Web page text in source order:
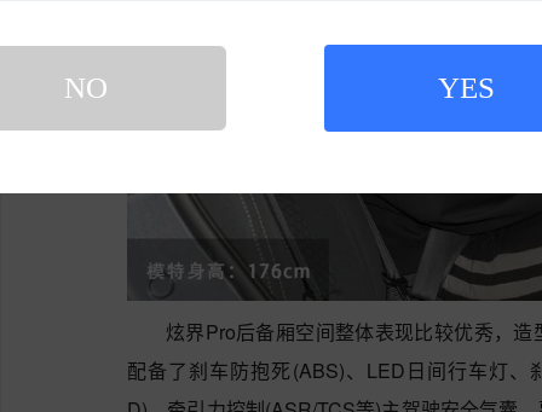
NO YES
炫界Pro后备厢空间整体表现比较优秀，
配备了刹车防抱死(ABS)、LED日间行车灯